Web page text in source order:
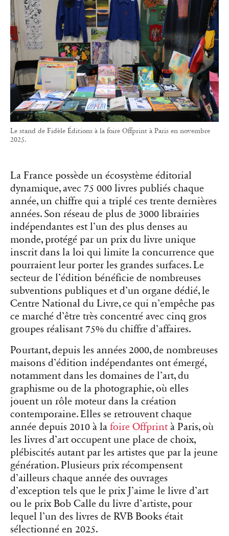
Le stand de Fidèle Éditions à la foire Offprint à Paris en novembre
2025.
La France possède un écosystème éditorial
dynamique, avec 75 000 livres publiés chaque
année, un chiffre qui a triplé ces trente dernières
années. Son réseau de plus de 3000 librairies
indépendantes est l’un des plus denses au
monde, protégé par un prix du livre unique
inscrit dans la loi qui limite la concurrence que
pourraient leur porter les grandes surfaces. Le
secteur de l’édition bénéficie de nombreuses
subventions publiques et d’un organe dédié, le
Centre National du Livre, ce qui n’empêche pas
ce marché d’être très concentré avec cinq gros
groupes réalisant 75% du chiffre d’affaires.
Pourtant, depuis les années 2000, de nombreuses
maisons d’édition indépendantes ont émergé,
notamment dans les domaines de l’art, du
graphisme ou de la photographie, où elles
jouent un rôle moteur dans la création
contemporaine. Elles se retrouvent chaque
année depuis 2010 à la foire Offprintà Paris, où
les livres d’art occupent une place de choix,
plébiscités autant par les artistes que par la jeune
génération. Plusieurs prix récompensent
d’ailleurs chaque année des ouvrages
d’exception tels que le prix J’aime le livre d’art
ou le prix Bob Calle du livre d’artiste, pour
lequel l’un des livres de RVB Books était
sélectionné en 2025.